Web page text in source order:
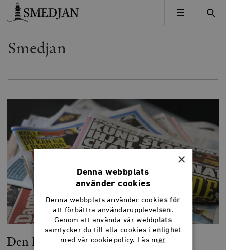
Timbro
MENY
Smedjan
Den här gången var medierna
×
Denna webbplats
använder cookies
Denna webbplats använder cookies för
att förbättra användarupplevelsen.
Genom att använda vår webbplats
samtycker du till alla cookies i enlighet
med vår cookiepolicy. Läs mer